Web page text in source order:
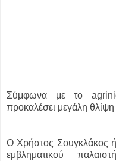
Σύμφωνα με το
προκαλέσει μεγάλη
Ο Χρήστος Σουγκλάκος
εμβληματικού